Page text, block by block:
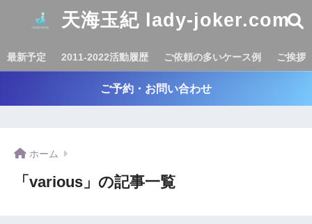
天海玉紀 lady-joker.com
最新予定 2011-2022活動履歴 ご依頼の多いケース例 ご挨拶
ご予約・お問い合わせ
ホーム
「various」の記事一覧